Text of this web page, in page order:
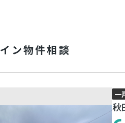
ン物件相談
一
秋